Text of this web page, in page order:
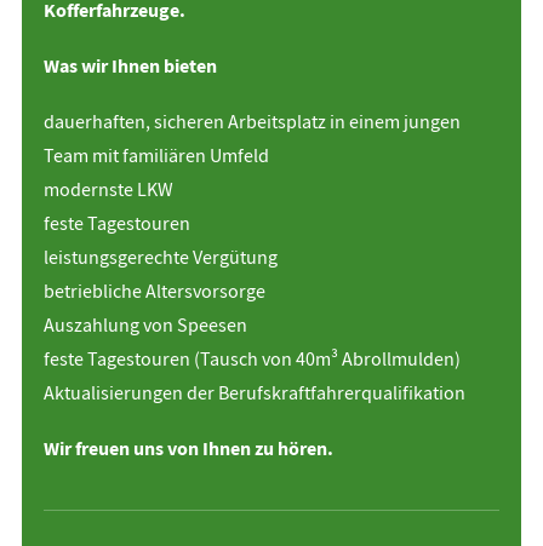
Kofferfahrzeuge.
Was wir Ihnen bieten
dauerhaften, sicheren Arbeitsplatz in einem jungen
Team mit familiären Umfeld
modernste LKW
feste Tagestouren
leistungsgerechte Vergütung
betriebliche Altersvorsorge
Auszahlung von Speesen
feste Tagestouren (Tausch von 40m³ Abrollmulden)
Aktualisierungen der Berufskraftfahrerqualifikation
Wir freuen uns von Ihnen zu hören.